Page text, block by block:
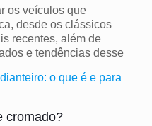
os veículos que
desde os clássicos
recentes, além de
e tendências desse
o que é e para
cromado?